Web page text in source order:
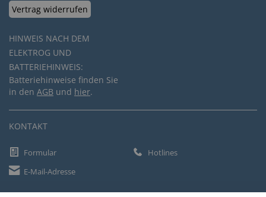
Vertrag widerrufen
HINWEIS NACH DEM
ELEKTROG UND
BATTERIEHINWEIS:
Batteriehinweise finden Sie
in den AGB und hier.
KONTAKT
Formular
Hotlines
E-Mail-Adresse